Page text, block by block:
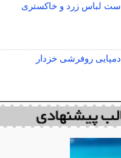
ست لباس زرد و خاکستری
دمپایی روفرشی خزدار